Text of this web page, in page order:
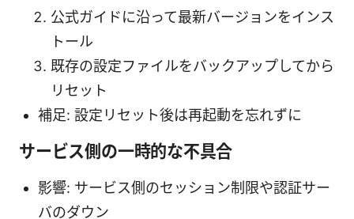
公式ガイドに沿って最新バージョンをインス
トール
既存の設定ファイルをバックアップしてから
リセット
補足: 設定リセット後は再起動を忘れずに
サービス側の一時的な不具合
影響: サービス側のセッション制限や認証サー
バのダウン